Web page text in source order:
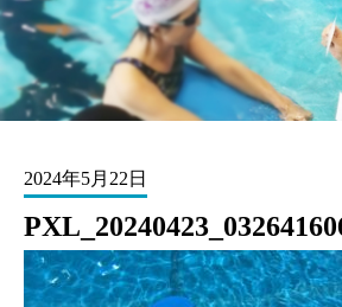
2024年5月22日